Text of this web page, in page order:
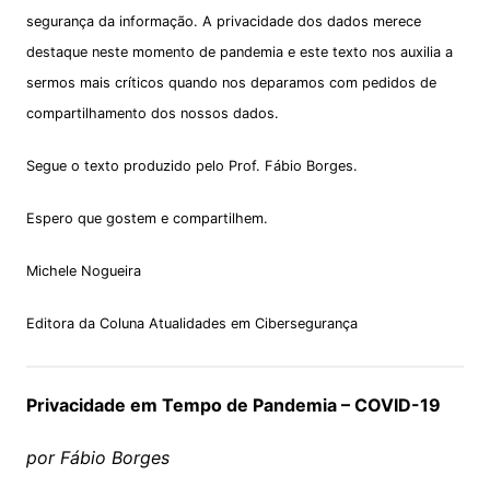
segurança da informação. A privacidade dos dados merece
destaque neste momento de pandemia e este texto nos auxilia a
sermos mais críticos quando nos deparamos com pedidos de
compartilhamento dos nossos dados.
Segue o texto produzido pelo Prof. Fábio Borges.
Espero que gostem e compartilhem.
Michele Nogueira
Editora da Coluna Atualidades em Cibersegurança
Privacidade em Tempo de Pandemia – COVID-19
por Fábio Borges